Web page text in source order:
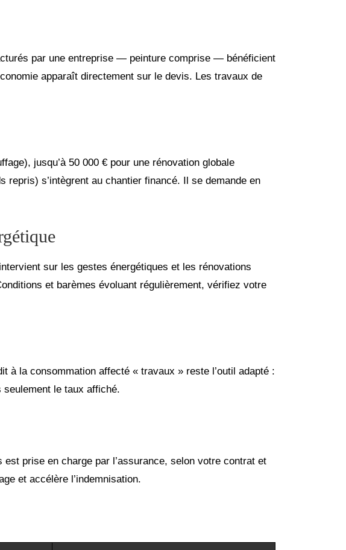
par une entreprise — peinture comprise — bénéficient
apparaît directement sur le devis. Les travaux de
jusqu’à 50 000 € pour une rénovation globale
s’intègrent au chantier financé. Il se demande en
sur les gestes énergétiques et les rénovations
et barèmes évoluant régulièrement, vérifiez votre
à la consommation affecté « travaux » reste l’outil adapté :
le taux affiché.
prise en charge par l’assurance, selon votre contrat et
et accélère l’indemnisation.